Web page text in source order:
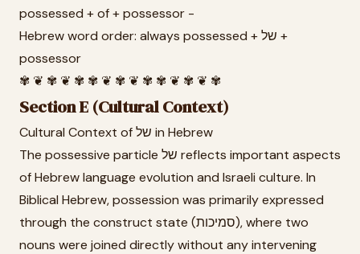
possessed + of + possessor -
Hebrew word order: always possessed + של +
possessor
✾ ❦ ✾ ❦ ✾ ✾ ❦ ✾ ❦ ✾ ✾ ❦ ✾ ❦ ✾
Section E (Cultural Context)
Cultural Context of של in Hebrew
The possessive particle של reflects important aspects
of Hebrew language evolution and Israeli culture. In
Biblical Hebrew, possession was primarily expressed
through the construct state (סמיכות), where two
nouns were joined directly without any intervening